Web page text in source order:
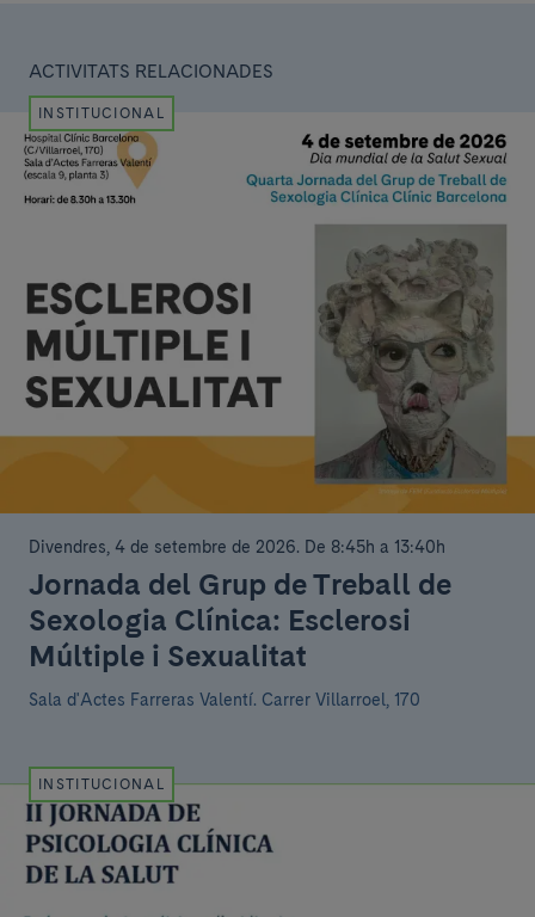
ACTIVITATS RELACIONADES
INSTITUCIONAL
Divendres, 4 de setembre de 2026. De 8:45h a 13:40h
Jornada del Grup de Treball de
Sexologia Clínica: Esclerosi
Múltiple i Sexualitat
Sala d'Actes Farreras Valentí. Carrer Villarroel, 170
INSTITUCIONAL